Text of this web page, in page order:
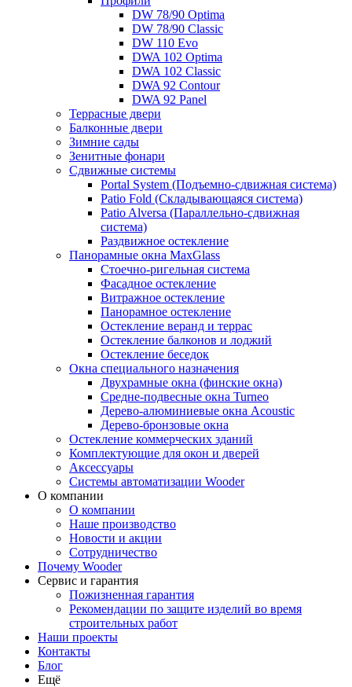
DW 78/90 Optima
DW 78/90 Classic
DW 110 Evo
DWA 102 Optima
DWA 102 Classic
DWA 92 Contour
DWA 92 Panel
Террасные двери
Балконные двери
Зимние сады
Зенитные фонари
Сдвижные системы
Portal System (Подъемно-сдвижная система)
Patio Fold (Складывающаяся система)
Patio Alversa (Параллельно-сдвижная
система)
Раздвижное остекление
Панорамные окна MaxGlass
Стоечно-ригельная система
Фасадное остекление
Витражное остекление
Панорамное остекление
Остекление веранд и террас
Остекление балконов и лоджий
Остекление беседок
Окна специального назначения
Двухрамные окна (финские окна)
Средне-подвесные окна Turneo
Дерево-алюминиевые окна Acoustic
Дерево-бронзовые окна
Остекление коммерческих зданий
Комплектующие для окон и дверей
Аксессуары
Системы автоматизации Wooder
О компании
О компании
Наше производство
Новости и акции
Сотрудничество
Почему Wooder
Сервис и гарантия
Пожизненная гарантия
Рекомендации по защите изделий во время
строительных работ
Наши проекты
Контакты
Блог
Ещё